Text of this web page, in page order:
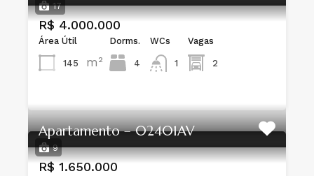
17
R$ 4.000.000
Dorms.
4
WCs
1
Área Útil
145 m²
Vagas
2
9
Apartamento – 02401AV
R$ 1.650.000